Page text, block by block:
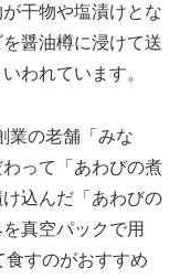
干物や塩漬けとな
醤油樽に浸けて送
われています。
業の老舗「みな
って「あわびの煮
込んだ「あわびの
真空パックで用
すのがおすすめ